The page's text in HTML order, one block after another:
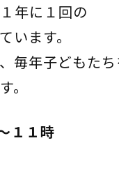
年に１回の
ます。
毎年子どもたち
。
１１時